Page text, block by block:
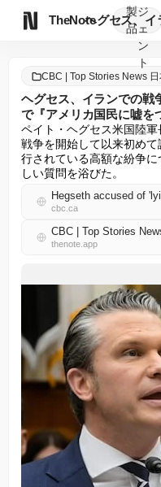
TheNote
製
品
ジ
ェ
ン
ト
CBC | Top Stories News
ヘグセス、イランでの戦
で『アメリカ国民に嘘を
ペイト・ヘグセス米国陸
戦争を開始して以来初め
行されている高額な紛争
しい質問を浴びた。
cbc.ca
CBC | Top Stories
thenote.app